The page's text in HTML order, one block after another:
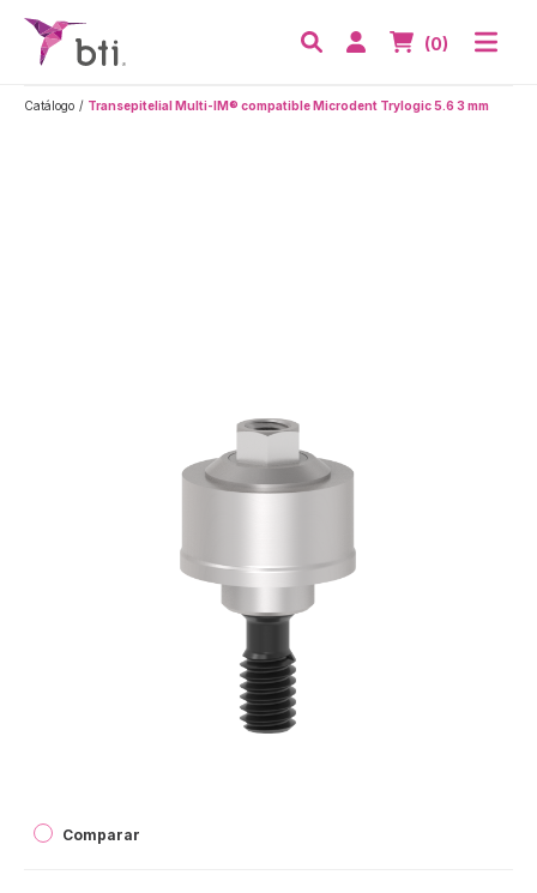
BTI - Human Tecnology
Acceder
Nº de
(0)
Catálogo Transepitelial Multi-IM® compatible Microdent Trylogic 5.6 3 mm
Comparar